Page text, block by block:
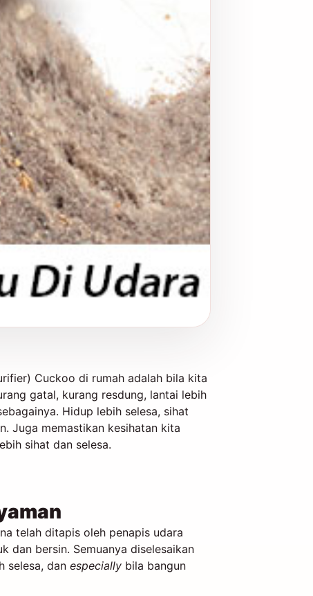
Cuckoo di rumah adalah bila kita
gatal, kurang resdung, lantai lebih
Hidup lebih selesa, sihat
Juga memastikan kesihatan kita
sihat dan selesa.
telah ditapis oleh penapis udara
dan bersin. Semuanya diselesaikan
selesa, dan especially bila bangun